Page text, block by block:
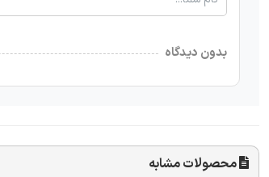
بدون دیدگاه
محصولات مشابه